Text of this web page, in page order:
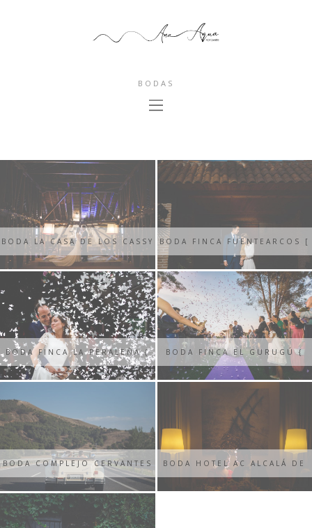
BODAS
BODA LA CASA DE LOS CASSY
{ NAYADE + ALEJANDRO }
BODA FINCA FUENTEARCOS [
CARMEN + CARLOS ]
BODA FINCA LA PERALEÑA {
MARTA + SERGIO }
BODA FINCA EL GURUGÚ {
ARANCHA + DAVID }
BODA COMPLEJO CERVANTES
{ NEREA + JUANAN }
BODA HOTEL AC ALCALÁ DE
HENARES {LETICIA + JAVIER}